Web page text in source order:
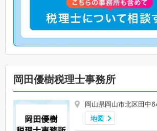
岡田優樹税理士事務所
岡山県岡山市北区田中
地図